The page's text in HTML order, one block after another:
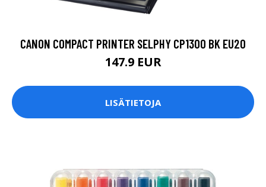
CANON COMPACT PRINTER SELPHY CP1300 BK EU20
147.9 EUR
LISÄTIETOJA